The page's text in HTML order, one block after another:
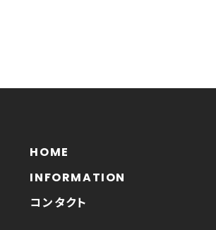
HOME
INFORMATION
コンタクト